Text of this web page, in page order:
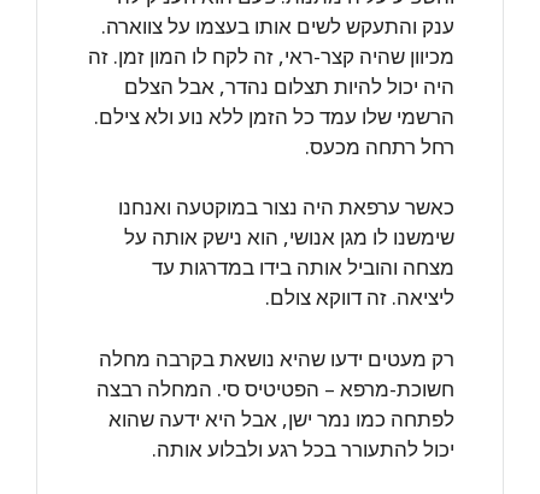
ענק והתעקש לשים אותו בעצמו על צווארה.
מכיוון שהיה קצר-ראי, זה לקח לו המון זמן. זה
היה יכול להיות תצלום נהדר, אבל הצלם
הרשמי שלו עמד כל הזמן ללא נוע ולא צילם.
רחל רתחה מכעס.
כאשר ערפאת היה נצור במוקטעה ואנחנו
שימשנו לו מגן אנושי, הוא נישק אותה על
מצחה והוביל אותה בידו במדרגות עד
ליציאה. זה דווקא צולם.
רק מעטים ידעו שהיא נושאת בקרבה מחלה
חשוכת-מרפא – הפטיטיס סי. המחלה רבצה
לפתחה כמו נמר ישן, אבל היא ידעה שהוא
יכול להתעורר בכל רגע ולבלוע אותה.